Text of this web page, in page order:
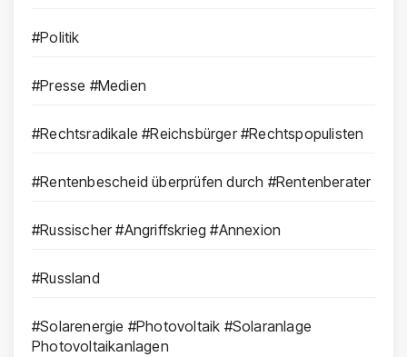
#Politik
#Presse #Medien
#Rechtsradikale #Reichsbürger #Rechtspopulisten
#Rentenbescheid überprüfen durch #Rentenberater
#Russischer #Angriffskrieg #Annexion
#Russland
#Solarenergie #Photovoltaik #Solaranlage
Photovoltaikanlagen